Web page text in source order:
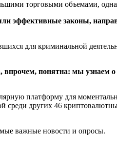
торговыми объемами,
эффективные законы,
для криминальной
понятна: мы узнаем
платформу для
других 46
важные новости и опросы.